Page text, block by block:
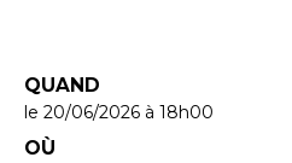
QUAND
le 20/06/2026 à 18h00
OÙ